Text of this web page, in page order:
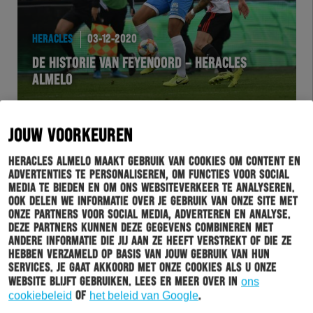
JOUW VOORKEUREN
Heracles Almelo maakt gebruik van cookies om content en
advertenties te personaliseren, om functies voor social
media te bieden en om ons websiteverkeer te analyseren.
Ook delen we informatie over je gebruik van onze site met
onze partners voor social media, adverteren en analyse.
Deze partners kunnen deze gegevens combineren met
andere informatie die jij aan ze heeft verstrekt of die ze
hebben verzameld op basis van jouw gebruik van hun
services. Je gaat akkoord met onze cookies als u onze
website blijft gebruiken. Lees er meer over in ons
cookiebeleid of het beleid van Google.
HERACLES 03-12-2020
DE HISTORIE VAN FEYENOORD – HERACLES
ALMELO
BUSINESSCLUB 03-12-2020
KICK-OFF HERACLES BUSINESS BOXING CLUB EEN
SUCCES